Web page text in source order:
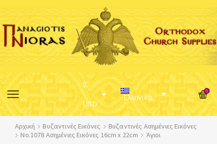
$
USD
Ελληνικά
0
Αρχική Βυζαντινές Εικόνες
Βυζαντινές Ασημένιες Εικόνες
No.1078 Ασημένιες Εικόνες 16cm x 22cm
Άγιοι